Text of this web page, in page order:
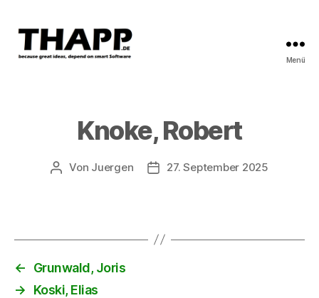
Menü
Knoke, Robert
Beitragsautor
Von Juergen Beitragsdatum
27. September 2025
←
Grunwald, Joris
→
Koski, Elias